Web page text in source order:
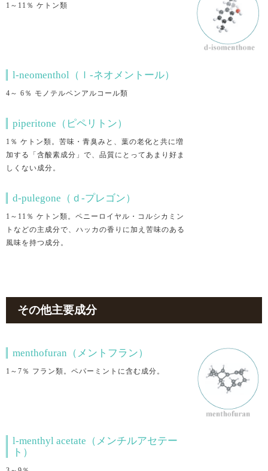
1～11％ ケトン類
l-neomenthol（ｌ-ネオメントール）
4～ 6％ モノテルペンアルコール類
piperitone（ピペリトン）
1％ ケトン類。苦味・青臭みと、葉の老化と共に増
加する「含酸素成分」で、品質にとってあまり好ま
しくない成分。
d-pulegone（ｄ-プレゴン）
1～11％ ケトン類。ペニーロイヤル・コルシカミン
トなどの主成分で、ハッカの香りに加え苦味のある
風味を持つ成分。
その他主要成分
menthofuran（メントフラン）
1～7％ フラン類。ペパーミントに含む成分。
l-menthyl acetate（メンチルアセテー
ト）